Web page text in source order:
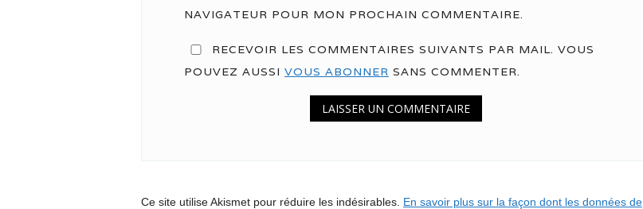
NAVIGATEUR POUR MON PROCHAIN COMMENTAIRE.
RECEVOIR LES COMMENTAIRES SUIVANTS PAR MAIL. VOUS
POUVEZ AUSSI VOUS ABONNER SANS COMMENTER.
Ce site utilise Akismet pour réduire les indésirables. En savoir plus sur la façon dont les données de